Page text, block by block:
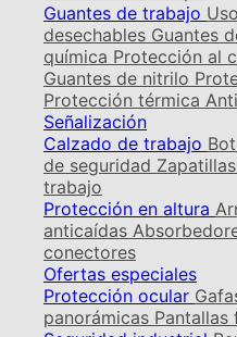
Guantes de trabajo
desechables Guantes
química Protección al
Guantes de nitrilo
Protección térmica
Señalización
Calzado de trabajo
de seguridad
trabajo
Protección en altura
anticaídas
conectores
Ofertas especiales
Protección ocular
panorámicas Pantallas